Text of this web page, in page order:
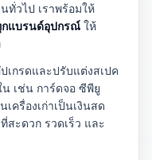
ทั่วไป เราพร้อมให้
กแบรนด์อุปกรณ์ ให้
เกรดและปรับแต่งสเปค
เช่น การ์ดจอ ซีพียู
ครื่องเก่าเป็นเงินสด
สะดวก รวดเร็ว และ